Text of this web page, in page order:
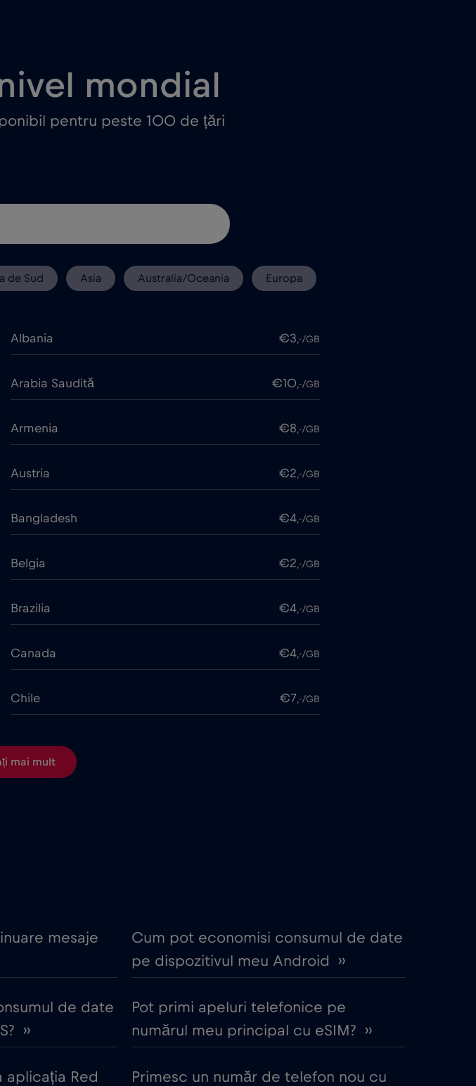
mondial
pentru peste 100 de țări
de Sud Asia Australia/Oceania Europa
Albania €3,-/GB
Arabia Saudită €10,-/GB
Armenia €8,-/GB
Austria €2,-/GB
Bangladesh €4,-/GB
Belgia €2,-/GB
Brazilia €4,-/GB
Canada €4,-/GB
Chile €7,-/GB
Ciad
€4,-/GB
Elveția €5 ,-/GB
mai mult
mesaje
Cum pot economisi consumul de date
pe dispozitivul meu Android ››
de date
››
Pot primi apeluri telefonice pe
numărul meu principal cu eSIM? ››
Red Primesc un număr de telefon nou cu